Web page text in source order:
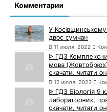
Комментарии
У
двоє сумчан
11 июля, 2022
ᐈ ГДЗ
мова (Жовтобрюх)
скачати, читати
12 июля, 2022
ᐈ ГДЗ Біологія 9
лабораторних,
скачати, читати